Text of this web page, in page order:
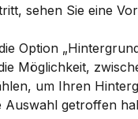
sehen Sie eine
Option
um Ihren
Auswahl getroffen